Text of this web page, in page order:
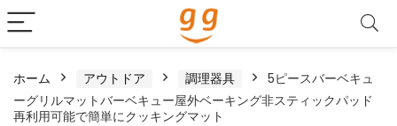
ホーム アウトドア 調理器具
5ピースバーベキュ
ーグリルマットバーベキュー屋外ベーキング非スティックパッド
再利用可能で簡単にクッキングマット